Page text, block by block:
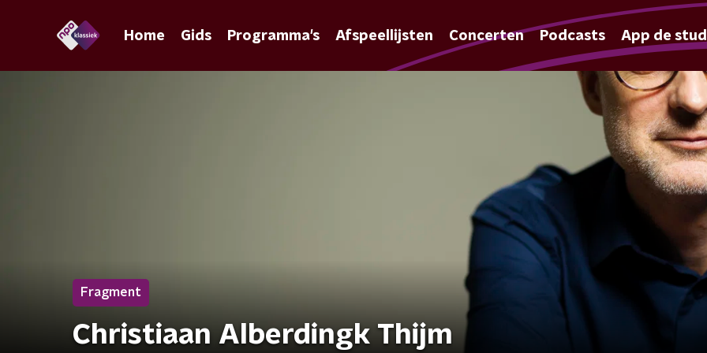
Home Gids Programma's Afspeellijsten Concerten Podcasts App de
Fragment
Christiaan Alberdingk Thijm